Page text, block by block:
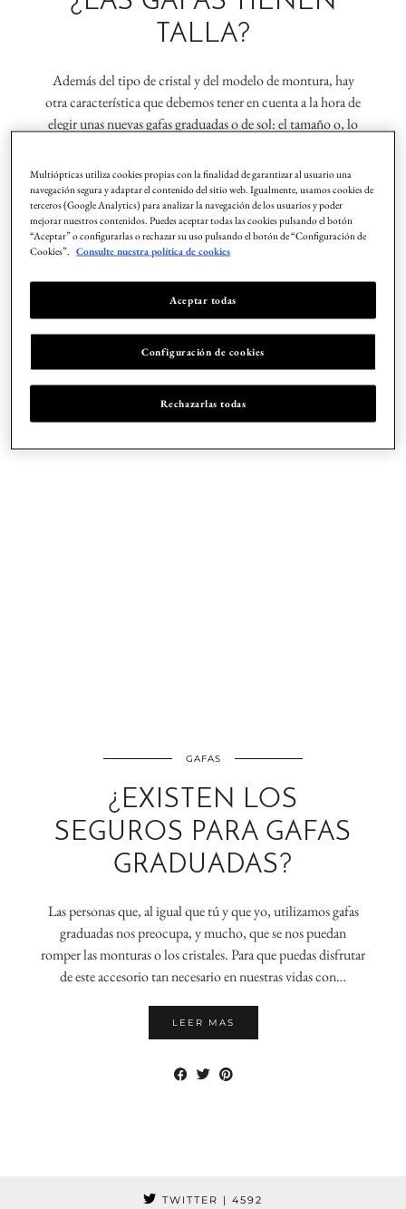
TALLA?
Además del tipo de cristal y del modelo de montura, hay
otra característica que debemos tener en cuenta a la hora de
elegir unas nuevas gafas graduadas o de sol: el tamaño o, lo
LEER MAS
21 ENERO, 2025
GAFAS
¿EXISTEN LOS
SEGUROS PARA GAFAS
GRADUADAS?
Las personas que, al igual que tú y que yo, utilizamos gafas
graduadas nos preocupa, y mucho, que se nos puedan
romper las monturas o los cristales. Para que puedas disfrutar
de este accesorio tan necesario en nuestras vidas con…
LEER MAS
TWITTER | 4592
Multiópticas utiliza cookies propias con la finalidad de garantizar al usuario una
navegación segura y adaptar el contenido del sitio web. Igualmente, usamos cookies de
terceros (Google Analytics) para analizar la navegación de los usuarios y poder
mejorar nuestros contenidos. Puedes aceptar todas las cookies pulsando el botón
“Aceptar” o configurarlas o rechazar su uso pulsando el botón de “Configuración de
Cookies”.
Consulte nuestra política de cookies
Configuración de cookies
Rechazarlas todas
Aceptar todas